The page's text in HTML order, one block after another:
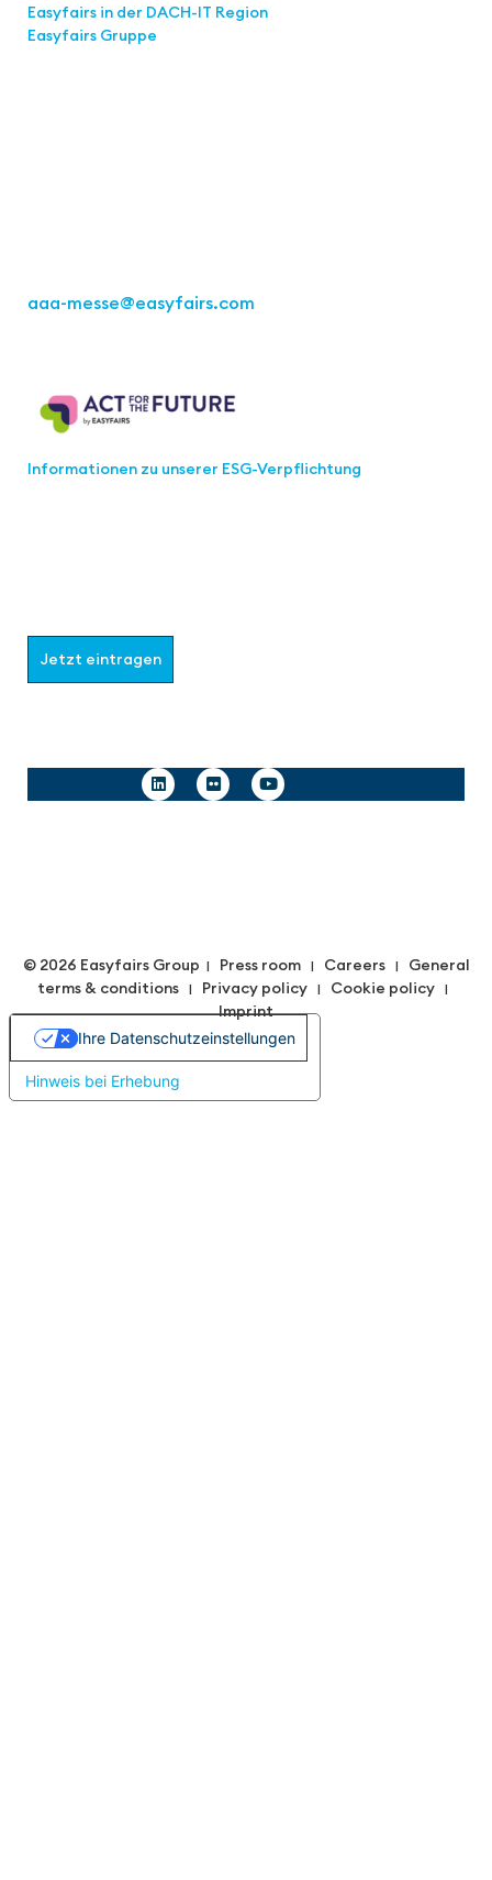
Easyfairs in der DACH-IT Region
Easyfairs Gruppe
aaa-messe@easyfairs.com
Informationen zu unserer ESG-Verpflichtung
Jetzt eintragen
© 2026 Easyfairs Group | Press room| Careers| General
terms & conditions | Privacy policy | Cookie policy |
Imprint
Hinweis bei Erhebung
Ihre Datenschutzeinstellungen